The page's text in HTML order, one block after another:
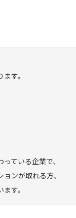
す。
ている企業で、
ンが取れる方、
す。